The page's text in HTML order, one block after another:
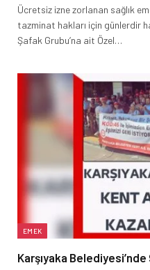
Ücretsiz izne zorlanan sağlık
tazminat hakları için günlerdir
Şafak Grubu’na ait Özel…
EMEK
Karşıyaka Belediyesi’nde